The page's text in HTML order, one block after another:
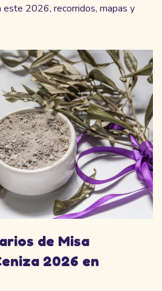
este 2026, recorridos, mapas y
de Misa
2026 en